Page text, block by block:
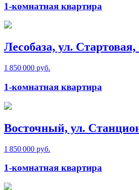
1-комнатная квартира
Лесобаза, ул. Стартовая,
1 850 000 руб.
1-комнатная квартира
Восточный, ул.
1 850 000 руб.
1-комнатная квартира